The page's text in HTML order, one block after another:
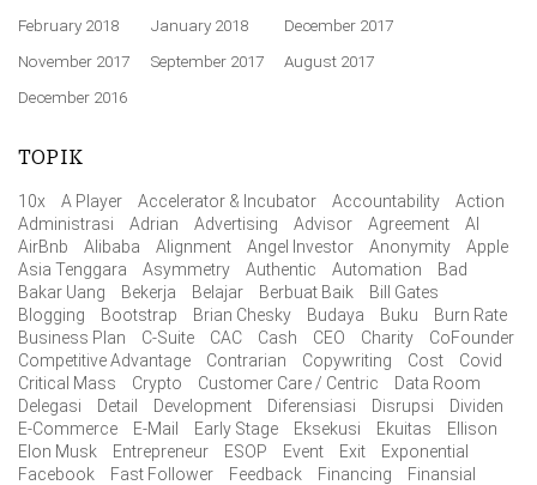
February 2018
January 2018
December 2017
November 2017
September 2017
August 2017
December 2016
TOPIK
10x A Player Accelerator & Incubator Accountability
Action
Administrasi
Adrian Advertising Advisor Agreement
AI
AirBnb
Alibaba Alignment Angel Investor Anonymity
Apple
Asia Tenggara
Asymmetry Authentic Automation
Bad
Bakar Uang
Bekerja Belajar Berbuat Baik
Bill Gates
Blogging
Bootstrap Brian Chesky Budaya Buku
Burn Rate
Business Plan
C-Suite CAC Cash CEO Charity
CoFounder
Competitive Advantage
Contrarian Copywriting Cost
Covid
Critical Mass
Crypto Customer Care / Centric
Data Room
Delegasi
Detail Development Diferensiasi Disrupsi
Dividen
E-Commerce
E-Mail Early Stage Eksekusi Ekuitas
Ellison
Elon Musk
Entrepreneur ESOP Event Exit
Exponential
Facebook
Fast Follower Feedback Financing
Finansial